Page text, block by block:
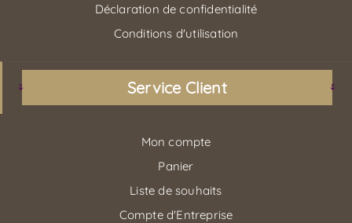
Déclaration de confidentialité
Conditions d'utilisation
Service Client
Mon compte
Panier
Liste de souhaits
Compte d'Entreprise